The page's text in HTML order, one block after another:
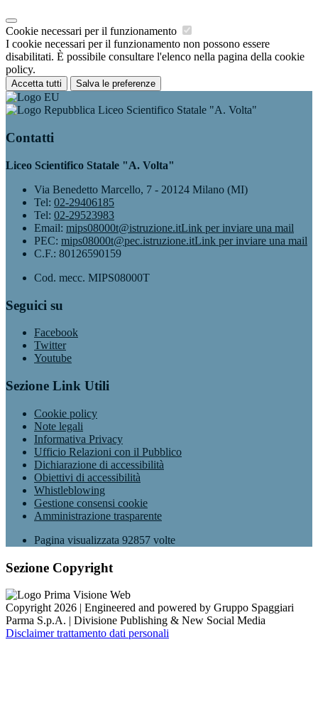
Cookie necessari per il funzionamento
I cookie necessari per il funzionamento non possono essere
disabilitati. È possibile consultare l'elenco nella pagina della cookie
policy.
Accetta tutti Salva le preferenze
Liceo Scientifico Statale "A. Volta"
Contatti
Liceo Scientifico Statale "A. Volta"
Via Benedetto Marcello, 7 - 20124 Milano (MI)
Tel: 02-29406185
Tel: 02-29523983
Email: mips08000t@istruzione.itLink per inviare una mail
PEC: mips08000t@pec.istruzione.itLink per inviare una mail
C.F.: 80126590159
Cod. mecc. MIPS08000T
Seguici su
Facebook
Twitter
Youtube
Sezione Link Utili
Cookie policy
Note legali
Informativa Privacy
Ufficio Relazioni con il Pubblico
Dichiarazione di accessibilità
Obiettivi di accessibilità
Whistleblowing
Gestione consensi cookie
Amministrazione trasparente
Pagina visualizzata 92857 volte
Sezione Copyright
Copyright 2026 | Engineered and powered by Gruppo Spaggiari
Parma S.p.A. | Divisione Publishing & New Social Media
Disclaimer trattamento dati personali